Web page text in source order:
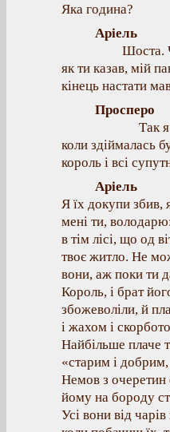
Яка година?
Аріель
Шоста.
як ти казав, мій
кінець настати
Просперо
Так
коли здіймалась
король і всі
Аріель
Я їх докупи збив,
мені ти,
в тім лісі, що од
твоє житло. Не
вони, аж поки ти
Король, і брат
збожеволіли, й
і жахом і
Найбільше плаче
«старим і
Немов з очеретин
йому на бороду
Усі вони від